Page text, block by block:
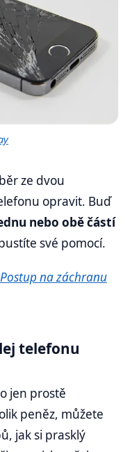
ze dvou
opravit. Buď
nebo obě částí
své pomocí.
na záchranu
telefonu
jen prostě
peněz, můžete
jak si prasklý